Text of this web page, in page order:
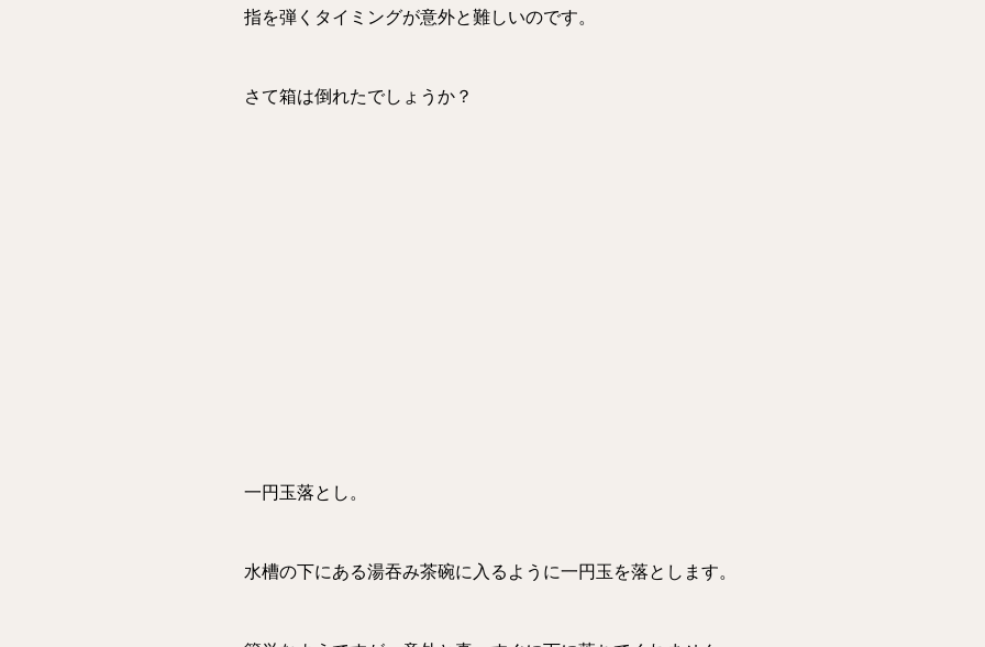
指を弾くタイミングが意外と難しいのです。
さて箱は倒れたでしょうか？
一円玉落とし。
水槽の下にある湯吞み茶碗に入るように一円玉を落とします。